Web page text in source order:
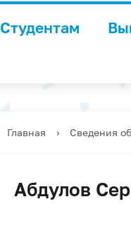
Студентам
Главная › Сведения
Абдулов